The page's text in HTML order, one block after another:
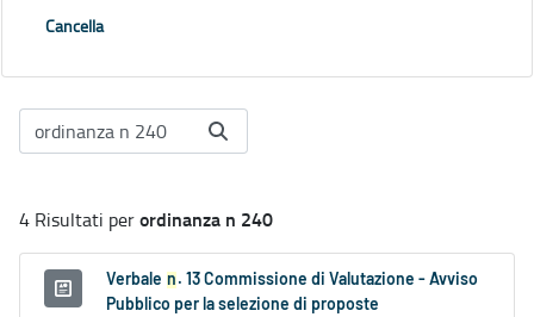
Cancella
4 Risultati perordinanza n 240
Verbale n . 13 Commissione di Valutazione - Avviso
Pubblico per la selezione di proposte